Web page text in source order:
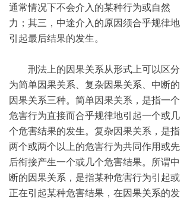
通常情况下不会介入的某种行为或自然
力；其三，中途介入的原因须合乎规律地
引起最后结果的发生。
刑法上的因果关系从形式上可以区分
为简单因果关系、复杂因果关系、中断的
因果关系三种。简单因果关系，是指一个
危害行为直接而合乎规律地引起一个或几
个危害结果的发生。复杂因果关系，是指
两个或两个以上的危害行为共同作用或先
后衔接产生一个或几个危害结果。所谓中
断的因果关系，是指某种危害行为引起或
正在引起某种危害结果，在因果关系的发